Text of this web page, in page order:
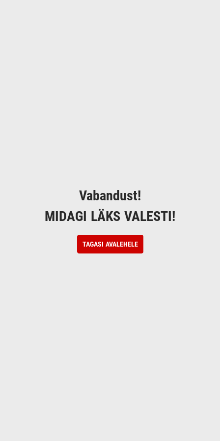
Vabandust!
MIDAGI LÄKS VALESTI!
TAGASI AVALEHELE